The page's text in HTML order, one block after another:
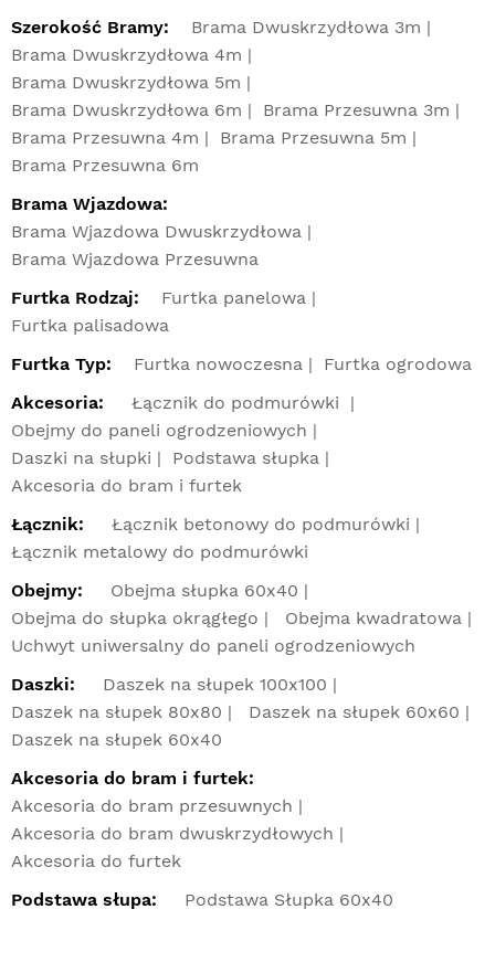
Szerokość Bramy:
Brama Dwuskrzydłowa 3m
Brama Dwuskrzydłowa 4m
Brama Dwuskrzydłowa 5m
Brama Dwuskrzydłowa 6m
Brama Przesuwna 3m
Brama Przesuwna 4m
Brama Przesuwna 5m
Brama Przesuwna 6m
Brama Wjazdowa:
Brama Wjazdowa Dwuskrzydłowa
Brama Wjazdowa Przesuwna
Furtka Rodzaj:
Furtka panelowa
Furtka palisadowa
Furtka Typ:
Furtka nowoczesna
Furtka ogrodowa
Akcesoria:
Łącznik do podmurówki
Obejmy do paneli ogrodzeniowych
Daszki na słupki
Podstawa słupka
Akcesoria do bram i furtek
Łącznik:
Łącznik betonowy do podmurówki
Łącznik metalowy do podmurówki
Obejmy:
Obejma słupka 60x40
Obejma do słupka okrągłego
Obejma kwadratowa
Uchwyt uniwersalny do paneli ogrodzeniowych
Daszki:
Daszek na słupek 100x100
Daszek na słupek 80x80
Daszek na słupek 60x60
Daszek na słupek 60x40
Akcesoria do bram i furtek:
Akcesoria do bram przesuwnych
Akcesoria do bram dwuskrzydłowych
Akcesoria do furtek
Podstawa słupa:
Podstawa Słupka 60x40